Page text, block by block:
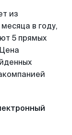
из
в году,
5 прямых